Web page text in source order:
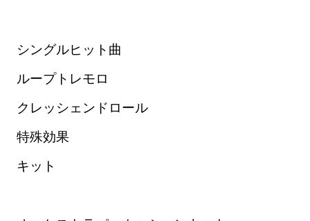
シングルヒット曲
ループトレモロ
クレッシェンドロール
特殊効果
キット